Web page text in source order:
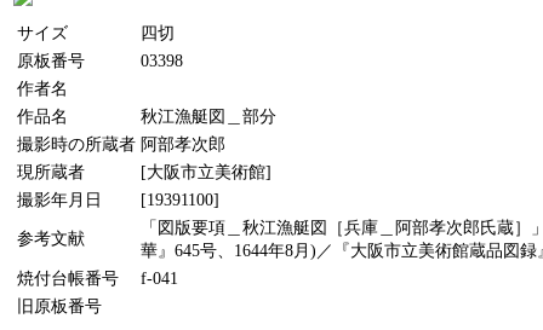
サイズ
四切
原板番号
03398
作者名
作品名
秋江漁艇図＿部分
撮影時の所蔵者 阿部孝次郎
現所蔵者
[大阪市立美術館]
撮影年月日
[19391100]
参考文献
「図版要項＿秋江漁艇図［兵庫＿阿部孝次郎氏蔵
華』645号、1644年8月)／『大阪市立美術館蔵品図
焼付台帳番号
f-041
旧原板番号